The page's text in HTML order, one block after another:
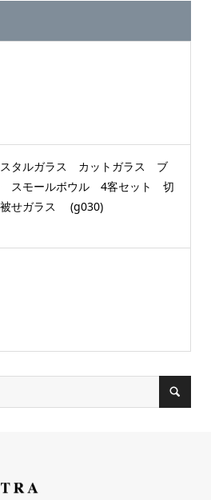
タルガラス カットガラス ブ
スモールボウル 4客セット 切
せガラス (g030)